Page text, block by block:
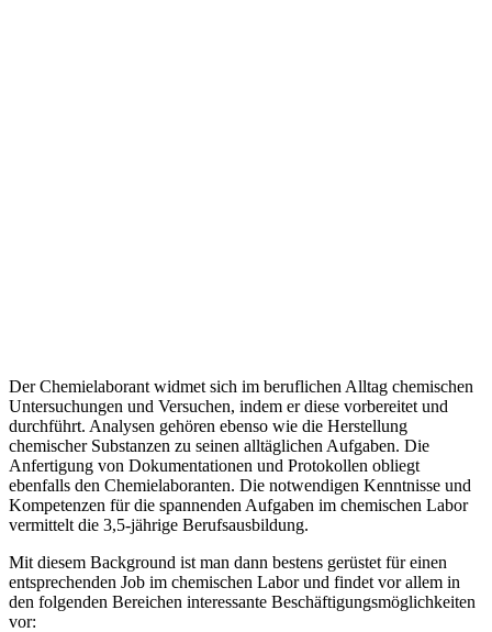
Der Chemielaborant widmet sich im beruflichen Alltag chemischen
Untersuchungen und Versuchen, indem er diese vorbereitet und
durchführt. Analysen gehören ebenso wie die Herstellung
chemischer Substanzen zu seinen alltäglichen Aufgaben. Die
Anfertigung von Dokumentationen und Protokollen obliegt
ebenfalls den Chemielaboranten. Die notwendigen Kenntnisse und
Kompetenzen für die spannenden Aufgaben im chemischen Labor
vermittelt die 3,5-jährige Berufsausbildung.
Mit diesem Background ist man dann bestens gerüstet für einen
entsprechenden Job im chemischen Labor und findet vor allem in
den folgenden Bereichen interessante Beschäftigungsmöglichkeiten
vor: